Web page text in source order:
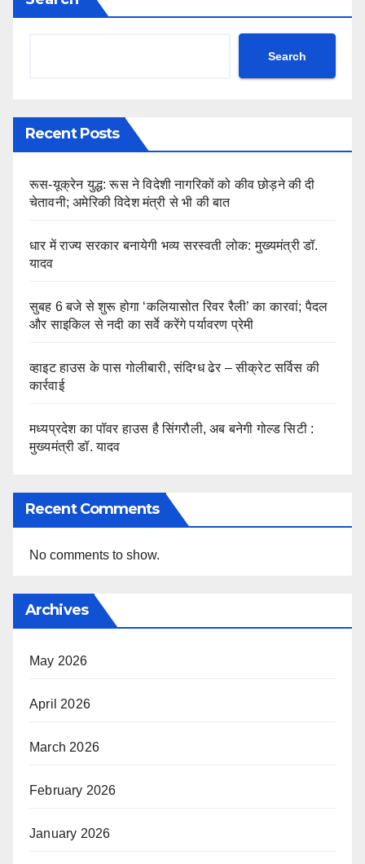
Search
Recent Posts
रूस-यूक्रेन युद्ध: रूस ने विदेशी नागरिकों को कीव छोड़ने की दी
चेतावनी; अमेरिकी विदेश मंत्री से भी की बात
धार में राज्य सरकार बनायेगी भव्य सरस्वती लोक: मुख्यमंत्री डॉ.
यादव
सुबह 6 बजे से शुरू होगा ‘कलियासोत रिवर रैली’ का कारवां; पैदल
और साइकिल से नदी का सर्वे करेंगे पर्यावरण प्रेमी
व्हाइट हाउस के पास गोलीबारी, संदिग्ध ढेर – सीक्रेट सर्विस की
कार्रवाई
मध्यप्रदेश का पॉवर हाउस है सिंगरौली, अब बनेगी गोल्ड सिटी :
मुख्यमंत्री डॉ. यादव
Recent Comments
No comments to show.
Archives
May 2026
April 2026
March 2026
February 2026
January 2026